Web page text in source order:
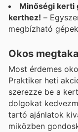
Minőségi kerti
kerthez! –
megbízható
Okos
Most érdemes
Praktiker heti
szerezze be a
dolgokat
tartó ajánlatok
miközben